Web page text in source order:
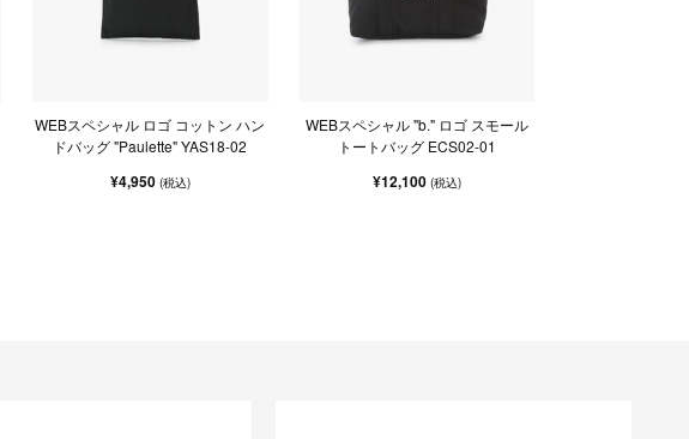
WEBスペシャル ロゴ コットン ハン
ドバッグ "Paulette" YAS18-02
¥4,950 (税込)
WEBスペシャル "b." ロゴ スモール
トートバッグ ECS02-01
¥12,100 (税込)